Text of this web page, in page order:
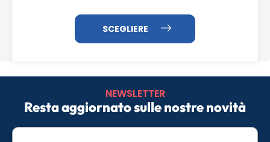
NEWSLETTER
Resta aggiornato sulle nostre novità
E-